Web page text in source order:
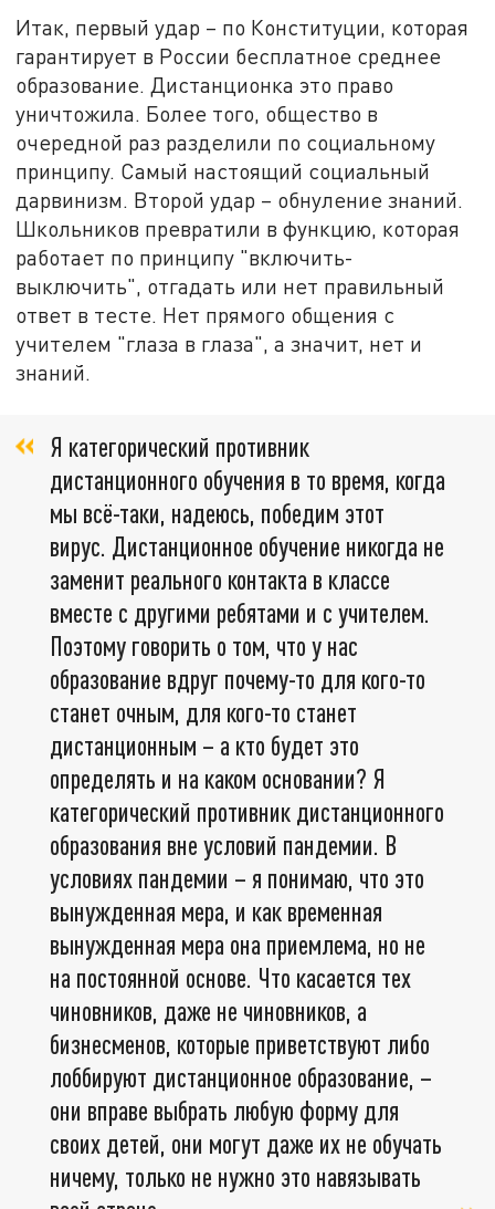
Итак, первый удар – по Конституции, которая
гарантирует в России бесплатное среднее
образование. Дистанционка это право
уничтожила. Более того, общество в
очередной раз разделили по социальному
принципу. Самый настоящий социальный
дарвинизм. Второй удар – обнуление знаний.
Школьников превратили в функцию, которая
работает по принципу "включить-
выключить", отгадать или нет правильный
ответ в тесте. Нет прямого общения с
учителем "глаза в глаза", а значит, нет и
знаний.
Я категорический противник
дистанционного обучения в то время, когда
мы всё-таки, надеюсь, победим этот
вирус. Дистанционное обучение никогда не
заменит реального контакта в классе
вместе с другими ребятами и с учителем.
Поэтому говорить о том, что у нас
образование вдруг почему-то для кого-то
станет очным, для кого-то станет
дистанционным – а кто будет это
определять и на каком основании? Я
категорический противник дистанционного
образования вне условий пандемии. В
условиях пандемии – я понимаю, что это
вынужденная мера, и как временная
вынужденная мера она приемлема, но не
на постоянной основе. Что касается тех
чиновников, даже не чиновников, а
бизнесменов, которые приветствуют либо
лоббируют дистанционное образование, –
они вправе выбрать любую форму для
своих детей, они могут даже их не обучать
ничему, только не нужно это навязывать